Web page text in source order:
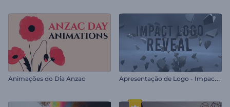
Animações do Dia Anzac A
presentação de Logo - Impactante